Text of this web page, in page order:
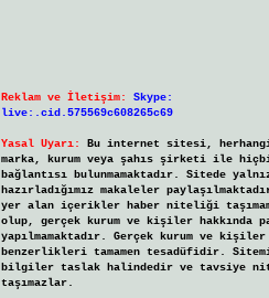
Reklam ve İletişim:
Skype:
live:.cid.575569c608265c69
Yasal Uyarı:
Bu internet sitesi,
marka, kurum veya şahıs şirketi ile
bağlantısı bulunmamaktadır. Sitede
hazırladığımız makaleler
yer alan içerikler haber niteliği
olup, gerçek kurum ve kişiler hakkında
yapılmamaktadır. Gerçek kurum ve
benzerlikleri tamamen tesadüfidir.
bilgiler taslak halindedir ve tavsiye
taşımazlar.